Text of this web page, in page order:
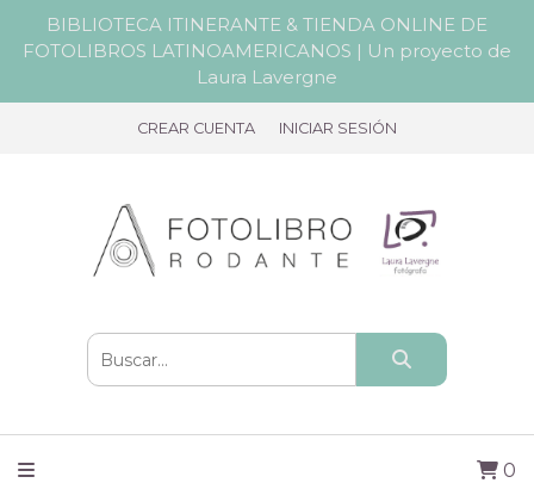
BIBLIOTECA ITINERANTE & TIENDA ONLINE DE
FOTOLIBROS LATINOAMERICANOS | Un proyecto de
Laura Lavergne
CREAR CUENTA INICIAR SESIÓN
0